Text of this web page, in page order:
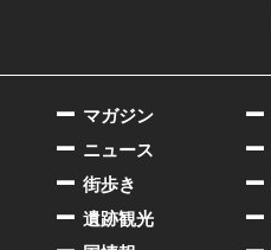
マガジン
ニュース
街歩き
遺跡観光